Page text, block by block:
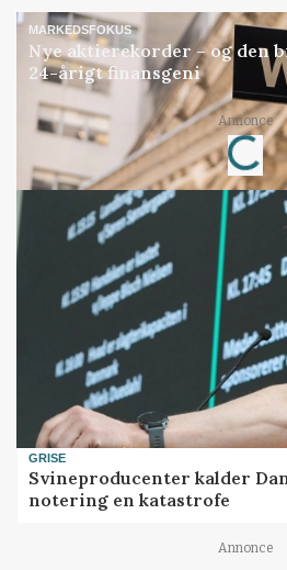
MARKEDSFOKUS
Nye aktierekorder – og den
24-årigt finansgeni
Annonce
GRISE
Svineproducenter kalder
notering en katastrofe
Annonce